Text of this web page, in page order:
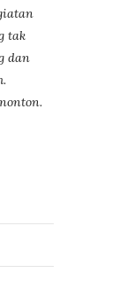
tak
dan